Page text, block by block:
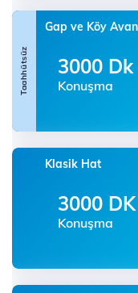
Taahhütsüz
Gap ve Köy
3000 Dk
Konuşma
Klasik Hat
3000 DK
Konuşma